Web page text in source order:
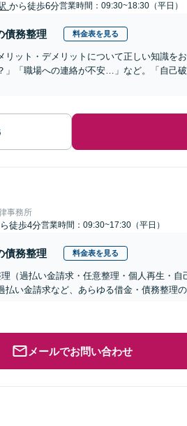
から徒歩6分営業時間：09:30~18:30（平日）
債務整理 料金表を見る
リット・デメリットについて正しい知識を
」「職場への連絡が不安…」など。「自己
事務所
徒歩4分営業時間：09:30~17:30（平日）
債務整理 料金表を見る
理（過払い金請求・任意整理・個人再生・
払い金請求など、あらゆる借金・債務整理の
メールでお問い合わせ